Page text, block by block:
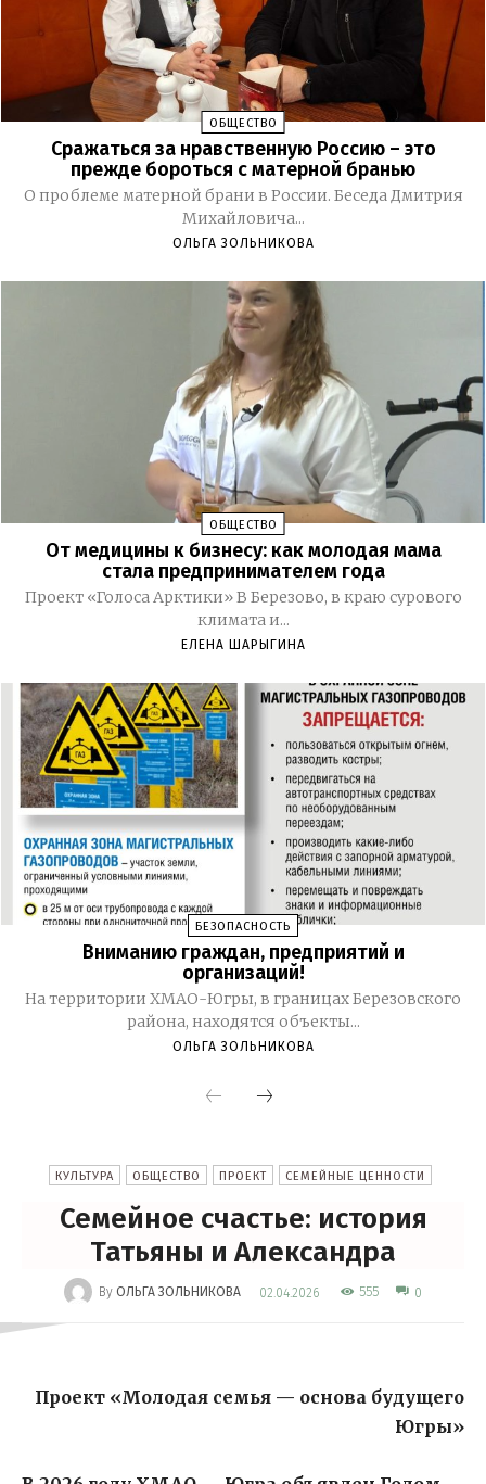
ОБЩЕСТВО
Сражаться за нравственную Россию – это
прежде бороться с матерной бранью
О проблеме матерной брани в России. Беседа Дмитрия
Михайловича...
ОЛЬГА ЗОЛЬНИКОВА
ОБЩЕСТВО
От медицины к бизнесу: как молодая мама
стала предпринимателем года
Проект «Голоса Арктики» В Березово, в краю сурового
климата и...
ЕЛЕНА ШАРЫГИНА
БЕЗОПАСНОСТЬ
Вниманию граждан, предприятий и
организаций!
На территории ХМАО-Югры, в границах Березовского
района, находятся объекты...
ОЛЬГА ЗОЛЬНИКОВА